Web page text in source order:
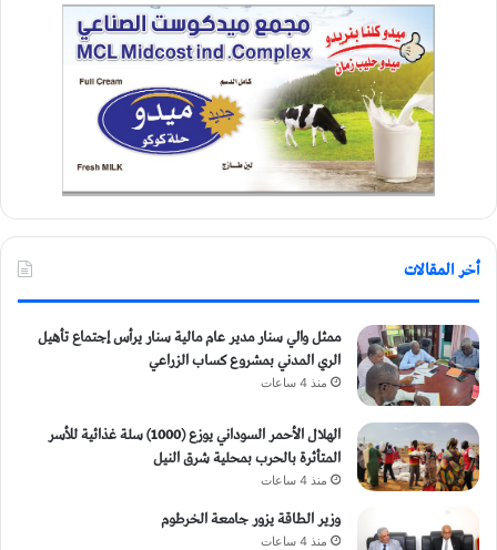
أخر المقالات
ممثل والي سنار مدير عام مالية سنار يرأس إجتماع تأهيل
الري المدني بمشروع كساب الزراعي
منذ 4 ساعات
الهلال الأحمر السوداني يوزع (1000) سلة غذائية للأسر
المتأثرة بالحرب بمحلية شرق النيل
منذ 4 ساعات
وزير الطاقة يزور جامعة الخرطوم
منذ 4 ساعات